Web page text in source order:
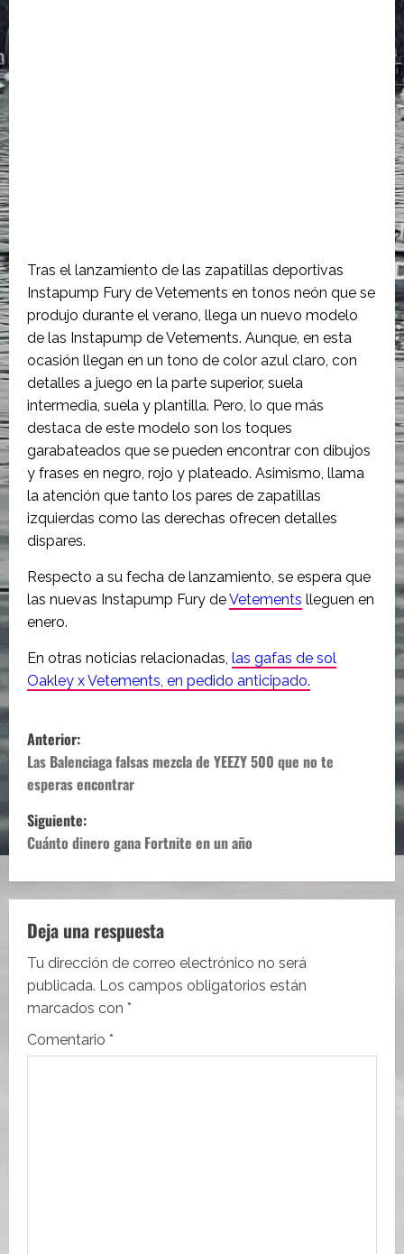
Tras el lanzamiento de las zapatillas deportivas
Instapump Fury de Vetements en tonos neón que se
produjo durante el verano, llega un nuevo modelo
de las Instapump de Vetements. Aunque, en esta
ocasión llegan en un tono de color azul claro, con
detalles a juego en la parte superior, suela
intermedia, suela y plantilla. Pero, lo que más
destaca de este modelo son los toques
garabateados que se pueden encontrar con dibujos
y frases en negro, rojo y plateado. Asimismo, llama
la atención que tanto los pares de zapatillas
izquierdas como las derechas ofrecen detalles
dispares.
Respecto a su fecha de lanzamiento, se espera que
las nuevas Instapump Fury deVetements lleguen en
enero.
En otras noticias relacionadas, las gafas de sol
Oakley x Vetements, en pedido anticipado.
N
a
v
e
g
a
c
i
ó
Anterior:
Las Balenciaga falsas mezcla de YEEZY 500 que no te
esperas encontrar
Siguiente:
Cuánto dinero gana Fortnite en un año
Deja una respuesta
Tu dirección de correo electrónico no será
publicada. Los campos obligatorios están
marcados con *
Comentario *